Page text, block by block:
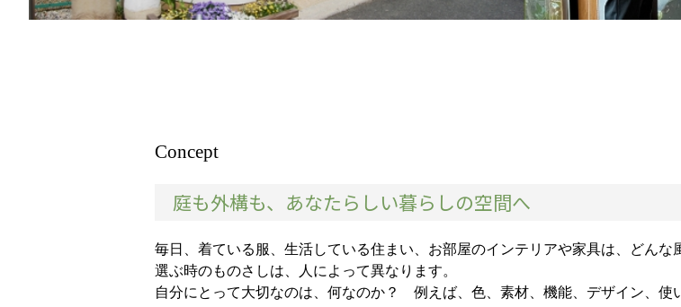
Concept
庭も外構も、あなたらしい暮らしの空間へ
毎日、着ている服、生活している住まい、お部屋のインテリアや家具は、どんな
選ぶ時のものさしは、人によって異なります。
自分にとって大切なのは、何なのか？ 例えば、色、素材、機能、デザイン、使